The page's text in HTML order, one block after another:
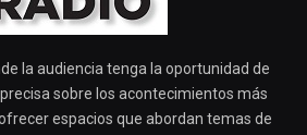
la audiencia tenga la oportunidad de
sobre los acontecimientos más
espacios que abordan temas de